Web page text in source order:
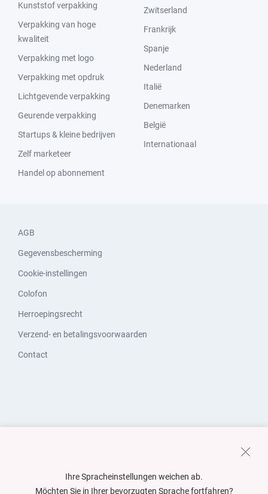
Kunststof verpakking
Verpakking van hoge
kwaliteit
Verpakking met logo
Verpakking met opdruk
Lichtgevende verpakking
Geurende verpakking
Startups & kleine bedrijven
Zelf marketeer
Handel op abonnement
Zwitserland
Frankrijk
Spanje
Nederland
Italië
Denemarken
België
Internationaal
AGB
Gegevensbescherming
Cookie-instellingen
Colofon
Herroepingsrecht
Verzend- en betalingsvoorwaarden
Contact
Ihre Spracheinstellungen weichen ab.
Möchten Sie in Ihrer bevorzugten Sprache fortfahren?